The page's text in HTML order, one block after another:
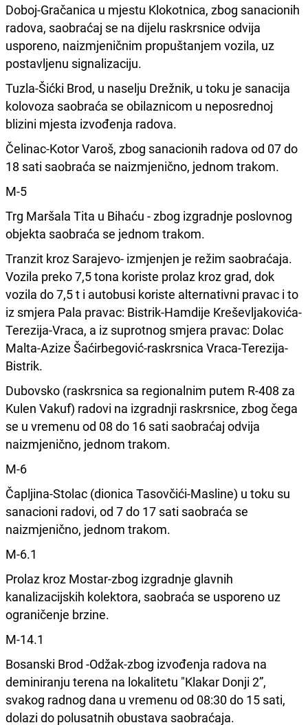
Doboj-Gračanica u mjestu Klokotnica, zbog sanacionih
radova, saobraćaj se na dijelu raskrsnice odvija
usporeno, naizmjeničnim propuštanjem vozila, uz
postavljenu signalizaciju.
Tuzla-Šićki Brod, u naselju Drežnik, u toku je sanacija
kolovoza saobraća se obilaznicom u neposrednoj
blizini mjesta izvođenja radova.
Čelinac-Kotor Varoš, zbog sanacionih radova od 07 do
18 sati saobraća se naizmjenično, jednom trakom.
M-5
Trg Maršala Tita u Bihaću - zbog izgradnje poslovnog
objekta saobraća se jednom trakom.
Tranzit kroz Sarajevo- izmjenjen je režim saobraćaja.
Vozila preko 7,5 tona koriste prolaz kroz grad, dok
vozila do 7,5 t i autobusi koriste alternativni pravac i to
iz smjera Pala pravac: Bistrik-Hamdije Kreševljakovića-
Terezija-Vraca, a iz suprotnog smjera pravac: Dolac
Malta-Azize Šaćirbegović-raskrsnica Vraca-Terezija-
Bistrik.
Dubovsko (raskrsnica sa regionalnim putem R-408 za
Kulen Vakuf) radovi na izgradnji raskrsnice, zbog čega
se u vremenu od 08 do 16 sati saobraćaj odvija
naizmjenično, jednom trakom.
M-6
Čapljina-Stolac (dionica Tasovčići-Masline) u toku su
sanacioni radovi, od 7 do 17 sati saobraća se
naizmjenično, jednom trakom.
M-6.1
Prolaz kroz Mostar-zbog izgradnje glavnih
kanalizacijskih kolektora, saobraća se usporeno uz
ograničenje brzine.
M-14.1
Bosanski Brod -Odžak-zbog izvođenja radova na
deminiranju terena na lokalitetu "Klakar Donji 2”,
svakog radnog dana u vremenu od 08:30 do 15 sati,
dolazi do polusatnih obustava saobraćaja.